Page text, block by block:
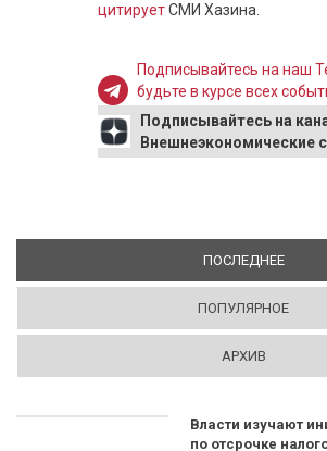
цитируетСМИ Хазина.
Подписывайтесь на наш
будьте в курсе всех
Подписывайтесь на
Внешнеэкономические
ПОСЛЕДНЕЕ
ПОПУЛЯРНОЕ
АРХИВ
Власти изучают
по отсрочке